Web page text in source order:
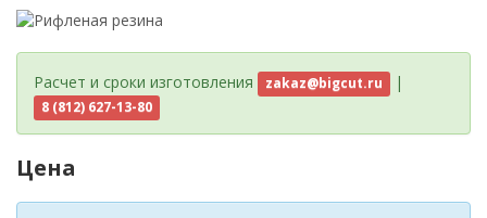
Расчет и сроки изготовления zakaz@bigcut.ru |
8 (812) 627-13-80
Цена